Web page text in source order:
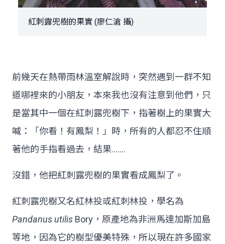
紅刺露兜樹的果實 (廖仁滄 攝)
前幾天在熱帶雨林溫室解說時，突然遇到一群不知
道哪裡來的小朋友，本來我也沒有注意到他們，只
是當其中一個在紅刺露兜樹下，指著樹上的果實大
喊：「你看！有鳳梨！」時，所有的人都忍不住順
著他的手指看過去，結果…….
沒錯，他把紅刺露兜樹的果實看成鳳梨了。
紅刺露兜樹又名紅林投或紅刺林投，學名為
Pandanus utilis Bory，原產地為非洲馬達加斯加島
等地，因為它的樹型優美特殊，所以現在許多國家